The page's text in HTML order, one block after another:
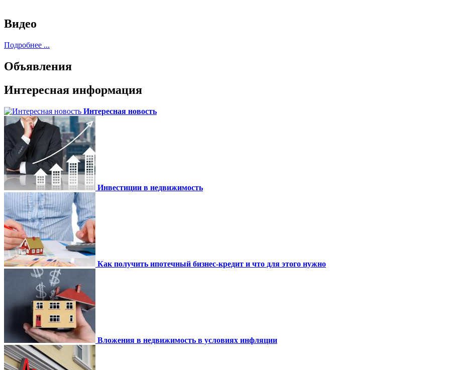
Видео
Подробнее ...
Объявления
Интересная информация
Интересная новость
Инвестиции в недвижимость
Как получить ипотечный бизнес-кредит и что для этого нужно
Вложения в недвижимость в условиях инфляции